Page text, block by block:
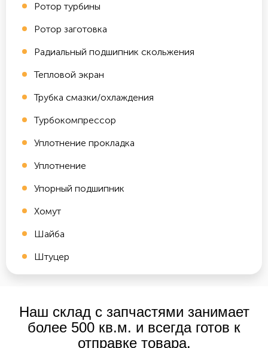
Ротор турбины
Ротор заготовка
Радиальный подшипник скольжения
Тепловой экран
Трубка смазки/охлаждения
Турбокомпрессор
Уплотнение прокладка
Уплотнение
Упорный подшипник
Хомут
Шайба
Штуцер
Наш склад с запчастями занимает
более 500 кв.м. и всегда готов к
отправке товара.